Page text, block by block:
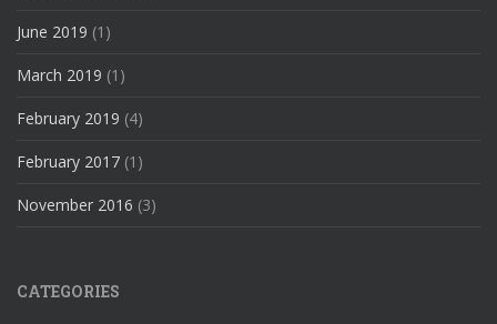
June 2019 (1)
March 2019 (1)
February 2019 (4)
February 2017 (1)
November 2016 (3)
CATEGORIES